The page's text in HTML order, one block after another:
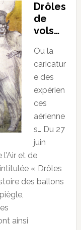
Drôles
de
vols…
Ou la
caricatur
e des
expérien
ces
aérienne
s… Du 27
juin
et de
« Drôles
des ballons
ainsi